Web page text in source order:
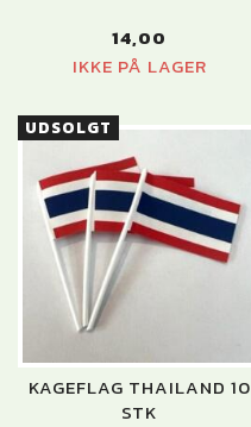
14,00
IKKE PÅ LAGER
UDSOLGT
KAGEFLAG THAILAND 10
STK